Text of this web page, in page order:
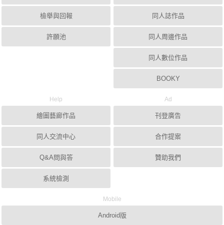
檢舉與回報
許願池
同人誌作品
同人周邊作品
同人數位作品
BOOKY
Help
繪圖藝廊作品
同人交流中心
Q&A問與答
系統檢測
Ad
刊登廣告
合作提案
贊助我們
Mobile
Android版